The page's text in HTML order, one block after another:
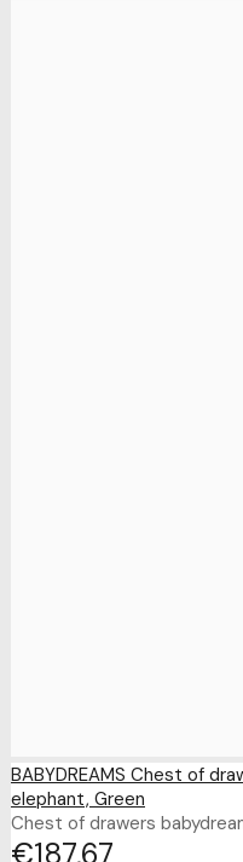
BABYDREAMS Chest of
elephant, Green
Chest of drawers
€18767